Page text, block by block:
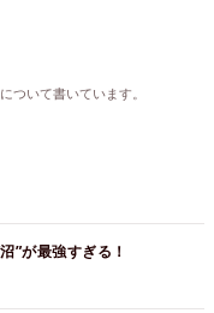
ついて書いています。
”が最強すぎる！